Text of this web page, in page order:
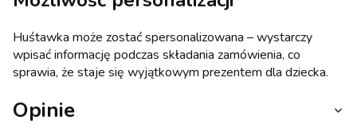
Huśtawka może zostać spersonalizowana – wystarczy
wpisać informację podczas składania zamówienia, co
sprawia, że staje się wyjątkowym prezentem dla dziecka.
Opinie